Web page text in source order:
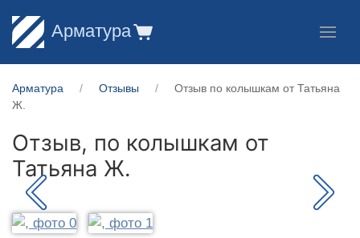
Арматура
Арматура Отзывы
Отзыв по колышкам от Татьяна
Ж.
Отзыв, по колышкам от
Татьяна Ж.